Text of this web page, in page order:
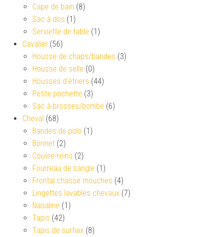
Cape de bain (8)
Sac à dos (1)
Serviette de table (1)
Cavalier (56)
Housse de chaps/bandes (3)
Housse de selle (0)
Housses d’étriers (44)
Petite pochette (3)
Sac à brosses/bombe (6)
Cheval (68)
Bandes de polo (1)
Bonnet (2)
Couvre-reins (2)
Fourreau de sangle (1)
Frontal chasse mouches (4)
Lingettes lavables chevaux (7)
Nasaline (1)
Tapis (42)
Tapis de surfaix (8)